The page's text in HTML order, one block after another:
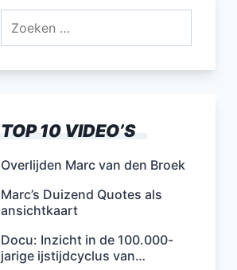
TOP 10 VIDEO’S
Overlijden Marc van den Broek
Marc’s Duizend Quotes als
ansichtkaart
Docu: Inzicht in de 100.000-
jarige ijstijdcyclus van…